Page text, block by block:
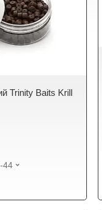
Trinity Baits Krill
44